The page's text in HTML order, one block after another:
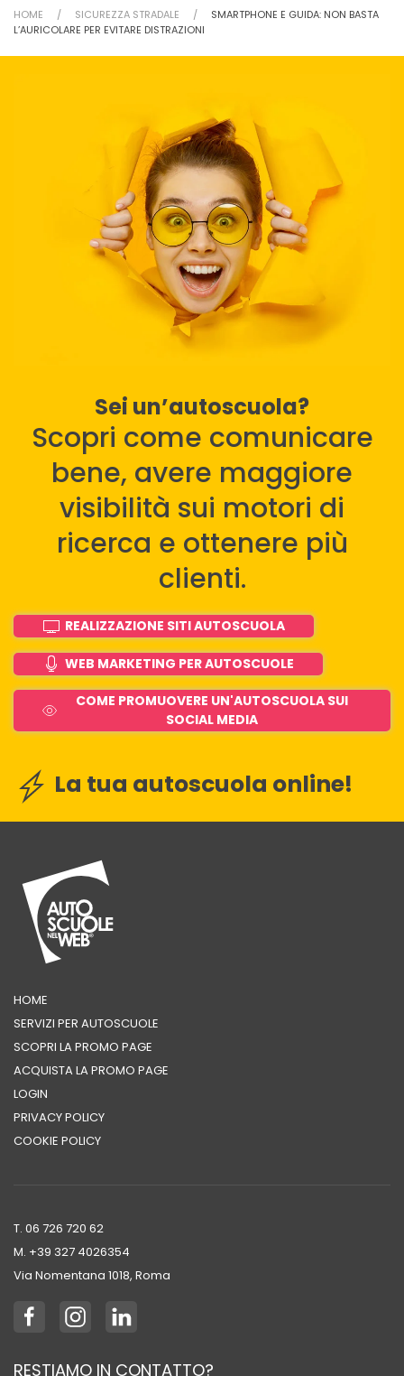
HOME SICUREZZA STRADALE
SMARTPHONE E GUIDA: NON BASTA
L’AURICOLARE PER EVITARE DISTRAZIONI
Sei un’autoscuola?
Scopri come comunicare
bene, avere maggiore
visibilità sui motori di
ricerca e ottenere più
clienti.
REALIZZAZIONE SITI AUTOSCUOLA
WEB MARKETING PER AUTOSCUOLE
COME PROMUOVERE UN'AUTOSCUOLA SUI
SOCIAL MEDIA
La tua autoscuola online!
HOME
SERVIZI PER AUTOSCUOLE
SCOPRI LA PROMO PAGE
ACQUISTA LA PROMO PAGE
LOGIN
PRIVACY POLICY
COOKIE POLICY
T. 06 726 720 62
M. +39 ‭327 4026354‬
Via Nomentana 1018, Roma
RESTIAMO IN CONTATTO?